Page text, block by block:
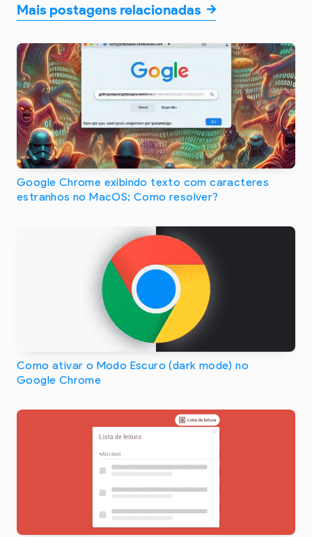
Mais postagens relacionadas
Google Chrome exibindo texto com caracteres
estranhos no MacOS; Como resolver?
Como ativar o Modo Escuro (dark mode) no
Google Chrome